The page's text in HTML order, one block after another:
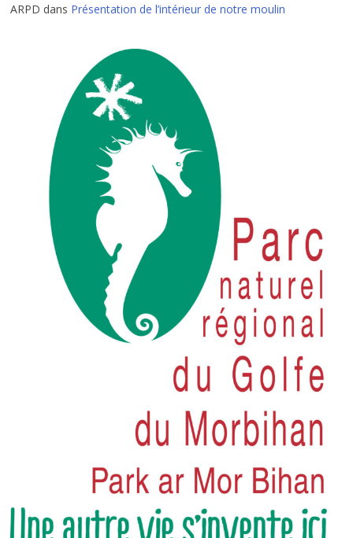
ARPD dans Présentation de l’intérieur de notre moulin